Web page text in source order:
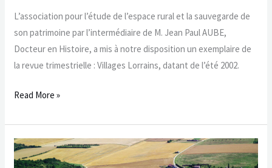
L’association pour l’étude de l’espace rural et la sauvegarde de
son patrimoine par l’intermédiaire de M. Jean Paul AUBE,
Docteur en Histoire, a mis à notre disposition un exemplaire de
la revue trimestrielle : Villages Lorrains, datant de l’été 2002.
Read More »
Bicqueley
vue